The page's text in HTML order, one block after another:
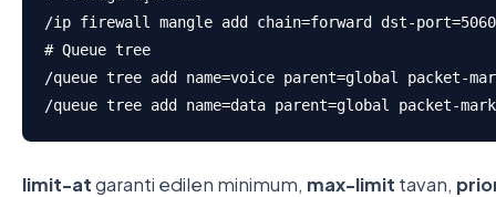
/ip firewall mangle add chain=forward dst-port=5060
# Queue tree
/queue tree add name=voice parent=global packet-
/queue tree add name=data parent=global packet-
limit-atgaranti edilen minimum, max-limit tavan,